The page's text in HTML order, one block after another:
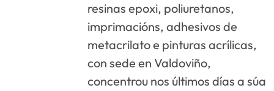
resinas epoxi, poliuretanos,
imprimacións, adhesivos de
metacrilato e pinturas acrílicas,
con sede en Valdoviño,
concentrou nos últimos días a súa